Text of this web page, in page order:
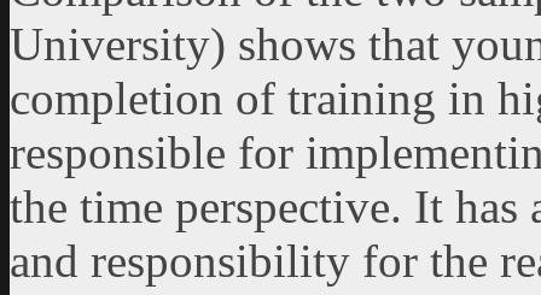
University) shows that
completion of training in
responsible for
the time perspective. It has
and responsibility for the